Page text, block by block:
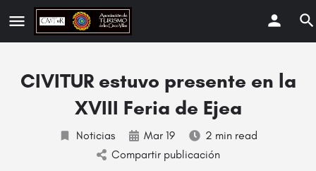
CIVITUR estuvo presente en la
XVIII Feria de Ejea
Noticias Mar 19
2 min read
Compartir publicación